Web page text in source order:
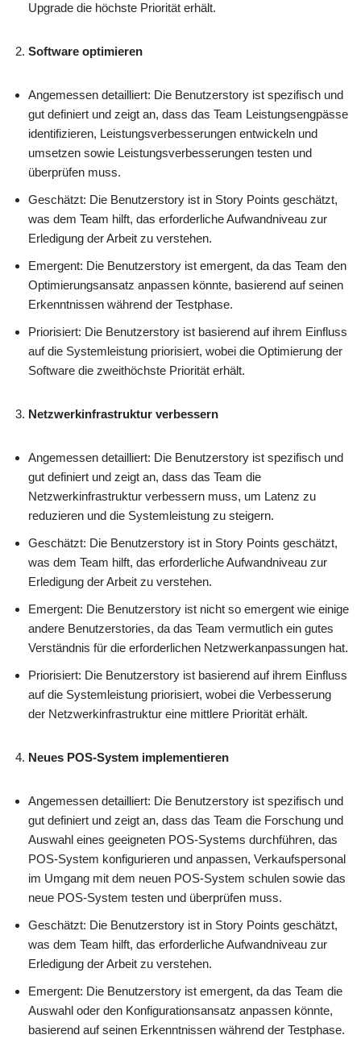
Upgrade die höchste Priorität erhält.
Software optimieren
Angemessen detailliert: Die Benutzerstory ist spezifisch und
gut definiert und zeigt an, dass das Team Leistungsengpässe
identifizieren, Leistungsverbesserungen entwickeln und
umsetzen sowie Leistungsverbesserungen testen und
überprüfen muss.
Geschätzt: Die Benutzerstory ist in Story Points geschätzt,
was dem Team hilft, das erforderliche Aufwandniveau zur
Erledigung der Arbeit zu verstehen.
Emergent: Die Benutzerstory ist emergent, da das Team den
Optimierungsansatz anpassen könnte, basierend auf seinen
Erkenntnissen während der Testphase.
Priorisiert: Die Benutzerstory ist basierend auf ihrem Einfluss
auf die Systemleistung priorisiert, wobei die Optimierung der
Software die zweithöchste Priorität erhält.
Netzwerkinfrastruktur verbessern
Angemessen detailliert: Die Benutzerstory ist spezifisch und
gut definiert und zeigt an, dass das Team die
Netzwerkinfrastruktur verbessern muss, um Latenz zu
reduzieren und die Systemleistung zu steigern.
Geschätzt: Die Benutzerstory ist in Story Points geschätzt,
was dem Team hilft, das erforderliche Aufwandniveau zur
Erledigung der Arbeit zu verstehen.
Emergent: Die Benutzerstory ist nicht so emergent wie einige
andere Benutzerstories, da das Team vermutlich ein gutes
Verständnis für die erforderlichen Netzwerkanpassungen hat.
Priorisiert: Die Benutzerstory ist basierend auf ihrem Einfluss
auf die Systemleistung priorisiert, wobei die Verbesserung
der Netzwerkinfrastruktur eine mittlere Priorität erhält.
Neues POS-System implementieren
Angemessen detailliert: Die Benutzerstory ist spezifisch und
gut definiert und zeigt an, dass das Team die Forschung und
Auswahl eines geeigneten POS-Systems durchführen, das
POS-System konfigurieren und anpassen, Verkaufspersonal
im Umgang mit dem neuen POS-System schulen sowie das
neue POS-System testen und überprüfen muss.
Geschätzt: Die Benutzerstory ist in Story Points geschätzt,
was dem Team hilft, das erforderliche Aufwandniveau zur
Erledigung der Arbeit zu verstehen.
Emergent: Die Benutzerstory ist emergent, da das Team die
Auswahl oder den Konfigurationsansatz anpassen könnte,
basierend auf seinen Erkenntnissen während der Testphase.